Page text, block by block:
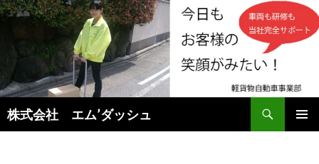
株式会社 エム’ダッシュ
検
索